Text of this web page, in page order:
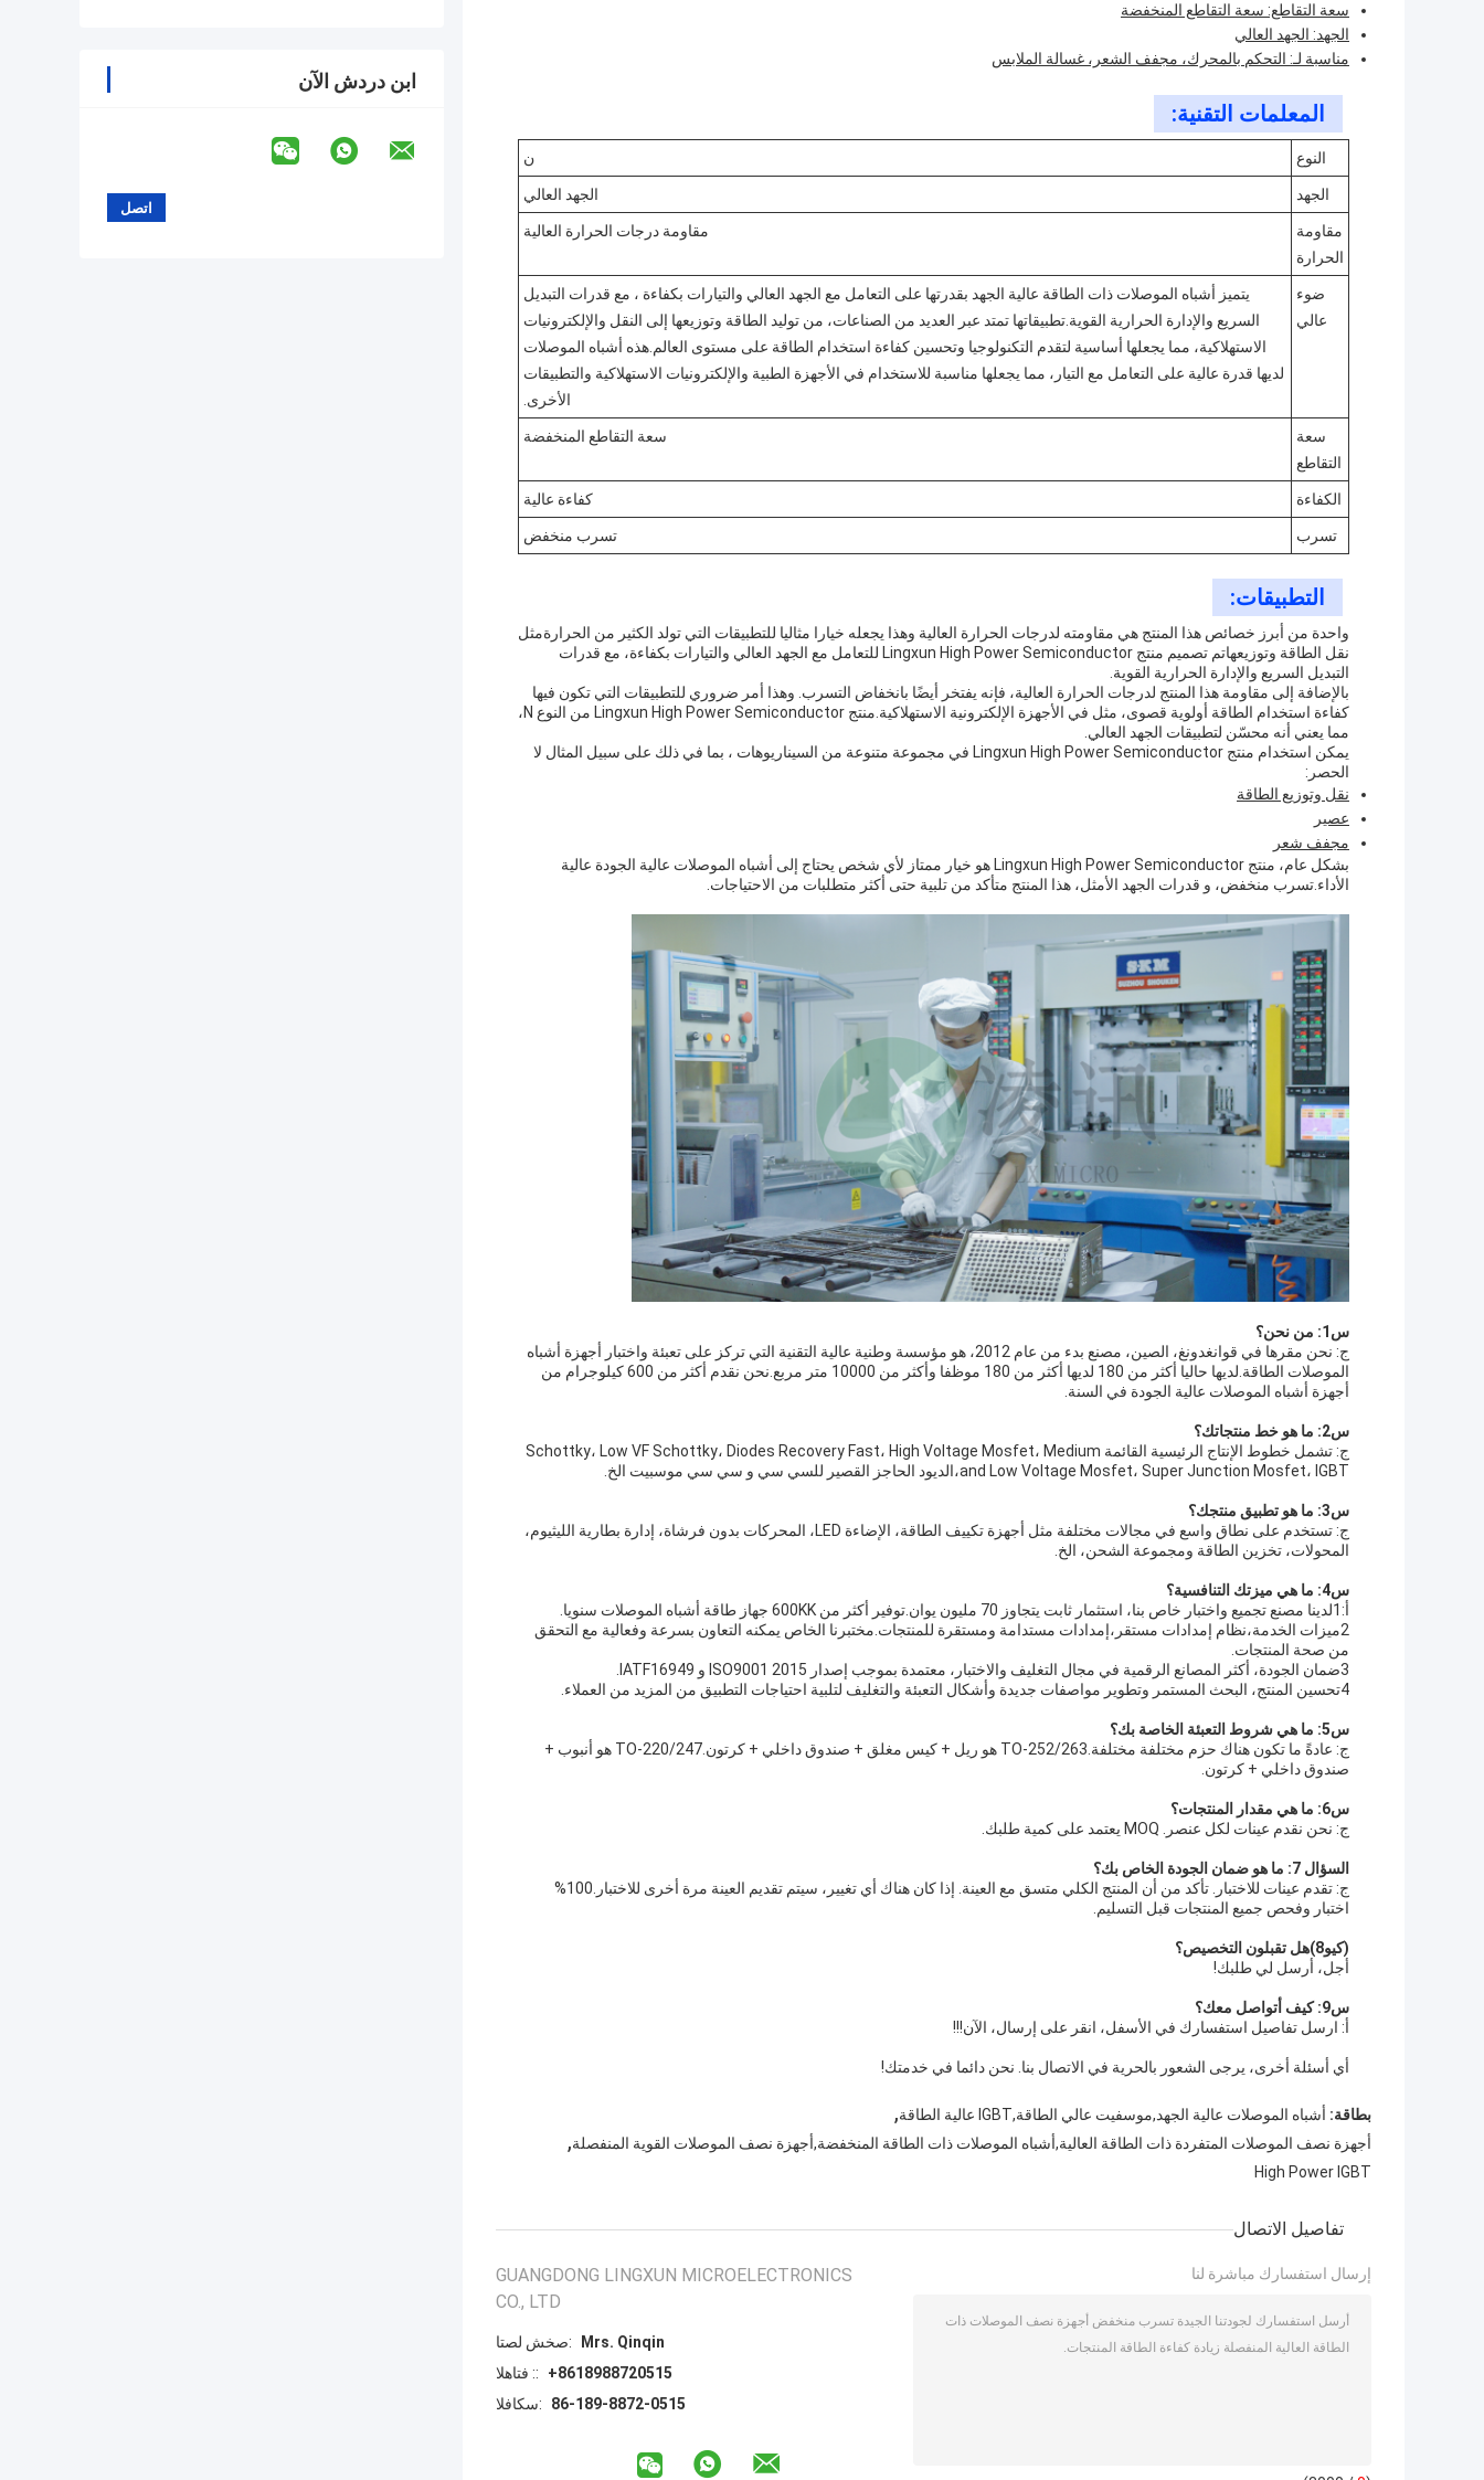
ابن دردش الآن
سعة التقاطع: سعة التقاطع المنخفضة
الجهد: الجهد العالي
مناسبة لـ: التحكم بالمحرك، مجفف الشعر، غسالة الملابس
المعلمات التقنية:
النوع ن
الجهد الجهد العالي
مقاومة
الحرارة
مقاومة درجات الحرارة العالية
ضوء
عالي
يتميز أشباه الموصلات ذات الطاقة عالية الجهد بقدرتها على التعامل مع الجهد العالي والتيارات بكفاءة ، مع قدرات التبديل
السريع والإدارة الحرارية القوية.تطبيقاتها تمتد عبر العديد من الصناعات، من توليد الطاقة وتوزيعها إلى النقل والإلكترونيات
الاستهلاكية، مما يجعلها أساسية لتقدم التكنولوجيا وتحسين كفاءة استخدام الطاقة على مستوى العالم.هذه أشباه الموصلات
لديها قدرة عالية على التعامل مع التيار، مما يجعلها مناسبة للاستخدام في الأجهزة الطبية والإلكترونيات الاستهلاكية والتطبيقات
الأخرى.
سعة
التقاطع
سعة التقاطع المنخفضة
الكفاءة كفاءة عالية
تسرب تسرب منخفض
التطبيقات:
واحدة من أبرز خصائص هذا المنتج هي مقاومته لدرجات الحرارة العالية وهذا يجعله خيارا مثاليا للتطبيقات التي تولد الكثير من الحرارةمثل
نقل الطاقة وتوزيعهاتم تصميم منتج Lingxun High Power Semiconductor للتعامل مع الجهد العالي والتيارات بكفاءة، مع قدرات
التبديل السريع والإدارة الحرارية القوية.
بالإضافة إلى مقاومة هذا المنتج لدرجات الحرارة العالية، فإنه يفتخر أيضًا بانخفاض التسرب. وهذا أمر ضروري للتطبيقات التي تكون فيها
كفاءة استخدام الطاقة أولوية قصوى، مثل في الأجهزة الإلكترونية الاستهلاكية.منتج Lingxun High Power Semiconductor من النوع N،
مما يعني أنه محسّن لتطبيقات الجهد العالي.
يمكن استخدام منتج Lingxun High Power Semiconductor في مجموعة متنوعة من السيناريوهات ، بما في ذلك على سبيل المثال لا
الحصر:
نقل وتوزيع الطاقة
عصير
مجفف شعر
بشكل عام، منتج Lingxun High Power Semiconductor هو خيار ممتاز لأي شخص يحتاج إلى أشباه الموصلات عالية الجودة عالية
الأداء.تسرب منخفض، و قدرات الجهد الأمثل، هذا المنتج متأكد من تلبية حتى أكثر متطلبات من الاحتياجات.
س1: من نحن؟
ج: نحن مقرها في قوانغدونغ، الصين، مصنع بدء من عام 2012، هو مؤسسة وطنية عالية التقنية التي تركز على تعبئة واختبار أجهزة أشباه
الموصلات الطاقة.لديها حاليا أكثر من 180 لديها أكثر من 180 موظفا وأكثر من 10000 متر مربع.نحن نقدم أكثر من 600 كيلوجرام من
أجهزة أشباه الموصلات عالية الجودة في السنة.
س2: ما هو خط منتجاتك؟
ج: تشمل خطوط الإنتاج الرئيسية القائمة Schottky، Low VF Schottky، Diodes Recovery Fast، High Voltage Mosfet، Medium
and Low Voltage Mosfet، Super Junction Mosfet، IGBT،الديود الحاجز القصير للسي سي و سي سي موسبيت الخ.
س3: ما هو تطبيق منتجك؟
ج: تستخدم على نطاق واسع في مجالات مختلفة مثل أجهزة تكييف الطاقة، الإضاءة LED، المحركات بدون فرشاة، إدارة بطارية الليثيوم،
المحولات، تخزين الطاقة ومجموعة الشحن، الخ.
س4: ما هي ميزتك التنافسية؟
أ:1لدينا مصنع تجميع واختبار خاص بنا، استثمار ثابت يتجاوز 70 مليون يوان.توفير أكثر من 600KK جهاز طاقة أشباه الموصلات سنويا.
2ميزات الخدمة،نظام إمدادات مستقر،إمدادات مستدامة ومستقرة للمنتجات.مختبرنا الخاص يمكنه التعاون بسرعة وفعالية مع التحقق
من صحة المنتجات.
3ضمان الجودة، أكثر المصانع الرقمية في مجال التغليف والاختبار، معتمدة بموجب إصدار ISO9001 2015 و IATF16949.
4تحسين المنتج، البحث المستمر وتطوير مواصفات جديدة وأشكال التعبئة والتغليف لتلبية احتياجات التطبيق من المزيد من العملاء.
س5: ما هي شروط التعبئة الخاصة بك؟
ج: عادةً ما تكون هناك حزم مختلفة مختلفة.TO-252/263 هو ريل + كيس مغلق + صندوق داخلي + كرتون.TO-220/247 هو أنبوب +
صندوق داخلي + كرتون.
س6: ما هي مقدار المنتجات؟
ج: نحن نقدم عينات لكل عنصر. MOQ يعتمد على كمية طلبك.
السؤال 7: ما هو ضمان الجودة الخاص بك؟
ج: تقدم عينات للاختبار. تأكد من أن المنتج الكلي متسق مع العينة. إذا كان هناك أي تغيير، سيتم تقديم العينة مرة أخرى للاختبار.100%
اختبار وفحص جميع المنتجات قبل التسليم.
(كيو8)
هل تقبلون التخصيص؟
أجل، أرسل لي طلبك!
س9: كيف أتواصل معك؟
أ: ارسل تفاصيل استفسارك في الأسفل، انقر على إرسال، الآن!!!
أي أسئلة أخرى، يرجى الشعور بالحرية في الاتصال بنا. نحن دائما في خدمتك!
بطاقة: أشباه الموصلات عالية الجهد,موسفيت عالي الطاقة,IGBT عالية الطاقة ,
أجهزة نصف الموصلات المتفردة ذات الطاقة العالية,أشباه الموصلات ذات الطاقة المنخفضة,أجهزة نصف الموصلات القوية المنفصلة,
High Power IGBT
تفاصيل الاتصال
GUANGDONG LINGXUN MICROELECTRONICS
CO., LTD
اتصل شخص:
Mrs. Qinqin
الهاتف ::
+8618988720515
الفاكس:
86-189-8872-0515
إرسال استفسارك مباشرة لنا